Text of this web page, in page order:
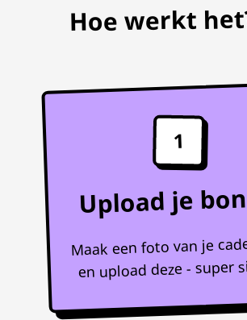
Hoe werkt
1
Upload je
Maak een foto van je
en upload deze - super